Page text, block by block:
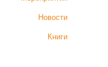
Новости
Книги